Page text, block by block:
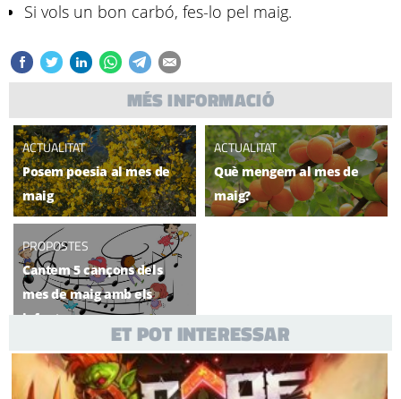
Si vols un bon carbó, fes-lo pel maig.
MÉS INFORMACIÓ
ACTUALITAT
Posem poesia al mes de
maig
ACTUALITAT
Què mengem al mes de
maig?
PROPOSTES
Cantem 5 cançons dels
mes de maig amb els
infants
ET POT INTERESSAR